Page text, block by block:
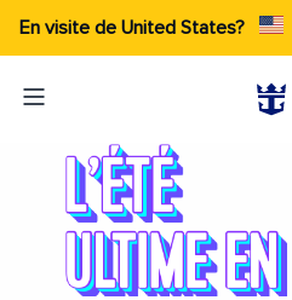
En visite de United States?